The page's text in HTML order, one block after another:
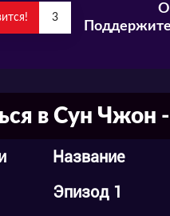
3
в Сун Чжон
Название
Эпизод 1